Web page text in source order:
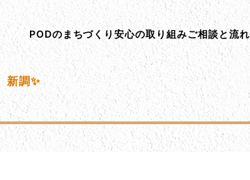
心 ペイント･オン･デマンド
PODのまちづくり安心の取り組みご相談と流れ
新調✨